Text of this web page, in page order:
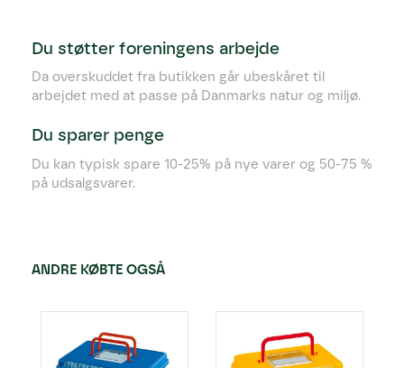
Du støtter foreningens arbejde
Da overskuddet fra butikken går ubeskåret til
arbejdet med at passe på Danmarks natur og miljø.
Du sparer penge
Du kan typisk spare 10-25% på nye varer og 50-75 %
på udsalgsvarer.
ANDRE KØBTE OGSÅ